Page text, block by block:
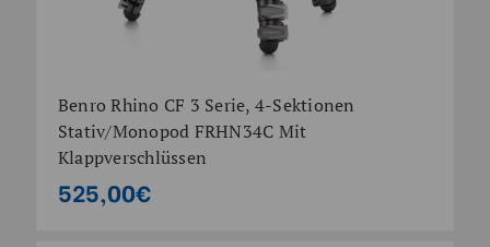
Benro Rhino CF 3 Serie, 4-Sektionen
Stativ/Monopod FRHN34C Mit
Klappverschlüssen
525,00€